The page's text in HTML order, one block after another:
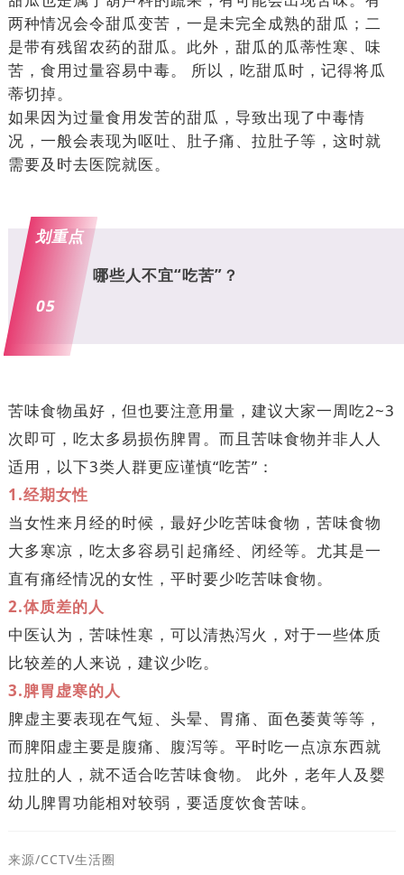
两种情况会令甜瓜变苦，一是未完全成熟的甜瓜；二
是带有残留农药的甜瓜。此外，甜瓜的瓜蒂性寒、味
苦，食用过量容易中毒。 所以，吃甜瓜时，记得将瓜
蒂切掉。
如果因为过量食用发苦的甜瓜，导致出现了中毒情
况，一般会表现为呕吐、肚子痛、拉肚子等，这时就
需要及时去医院就医。
划重点
05
哪些人不宜“吃苦”？
苦味食物虽好，但也要注意用量，建议大家一周吃2~3
次即可，吃太多易损伤脾胃。而且苦味食物并非人人
适用，以下3类人群更应谨慎“吃苦”：
1.经期女性
当女性来月经的时候，最好少吃苦味食物，苦味食物
大多寒凉，吃太多容易引起痛经、闭经等。尤其是一
直有痛经情况的女性，平时要少吃苦味食物。
2.体质差的人
中医认为，苦味性寒，可以清热泻火，对于一些体质
比较差的人来说，建议少吃。
3.脾胃虚寒的人
脾虚主要表现在气短、头晕、胃痛、面色萎黄等等，
而脾阳虚主要是腹痛、腹泻等。平时吃一点凉东西就
拉肚的人，就不适合吃苦味食物。 此外，老年人及婴
幼儿脾胃功能相对较弱，要适度饮食苦味。
来源/CCTV生活圈